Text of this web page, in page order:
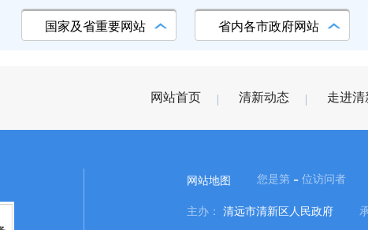
国家及省重要网站 省内各市政府网站
网站首页 清新动态 走进清
网站地图 您是第 - 位访问者
主办： 清远市清新区人民政府